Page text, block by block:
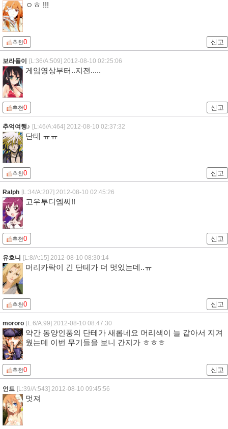
ㅇㅎ !!!
추천0 신고
보라돌이 [L:36/A:509] 2012-08-10 02:25:06
게임영상부터..지젼.....
추천0 신고
추억여행♪ [L:46/A:464] 2012-08-10 02:37:32
단테 ㅠㅠ
추천0 신고
Ralph [L:34/A:207] 2012-08-10 02:45:26
고우투디엠씨!!
추천0 신고
유호니 [L:8/A:15] 2012-08-10 08:30:14
머리카락이 긴 단테가 더 멋있는데..ㅠ
추천0 신고
mororo [L:6/A:99] 2012-08-10 08:47:30
약간 동양인풍의 단테가 새롭네요 머리색이 늘 같아서 지겨
웠는데 이번 무기들을 보니 간지가 ㅎㅎㅎ
추천0 신고
언트 [L:39/A:543] 2012-08-10 09:45:56
멋져